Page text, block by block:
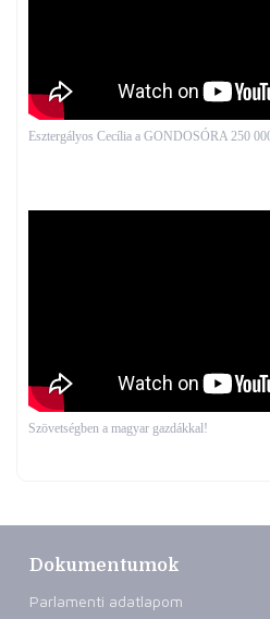
Esztergályos Cecília a GONDOSÓRA 250
Szövetségben a magyar gazdákkal!
Dokumentumok
Parlamenti adatlapom